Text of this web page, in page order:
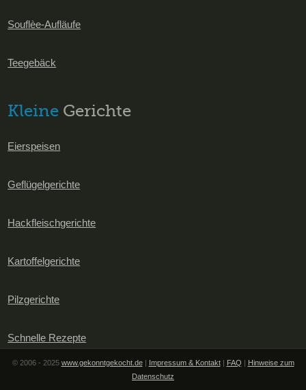
Souflèe-Aufläufe
Teegebäck
Kleine Gerichte
Eierspeisen
Geflügelgerichte
Hackfleischgerichte
Kartoffelgerichte
Pilzgerichte
Schnelle Rezepte
© 2006 - 2025 www.gekonntgekocht.de| Impressum & Kontakt| FAQ | Hinweise zum
Datenschutz